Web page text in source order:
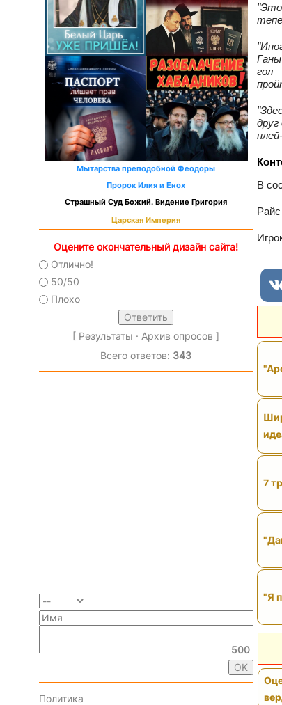
Мытарства преподобной Феодоры
Пророк Илия и Енох
Страшный Суд Божий. Видение Григория
Царская Империя
Оцените окончательный дизайн сайта!
Отлично!
50/50
Плохо
[ Результаты · Архив опросов ]
Всего ответов: 343
500
Политика
"Это
гол
В
7
"Я